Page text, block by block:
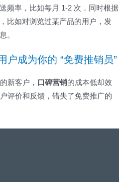
频率，比如每月 1-2 次，同时根据
比如对浏览过某产品的用户，发
。
户成为你的 “免费推销员”
新客户， 口碑营销的成本低却效
评价和反馈，错失了免费推广的